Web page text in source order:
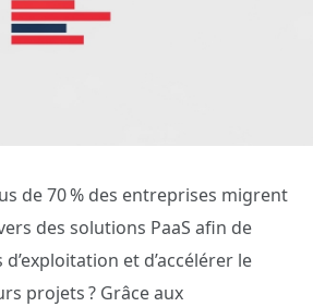
de 70 % des entreprises migrent
des solutions PaaS afin de
et d’accélérer le
projets ? Grâce aux